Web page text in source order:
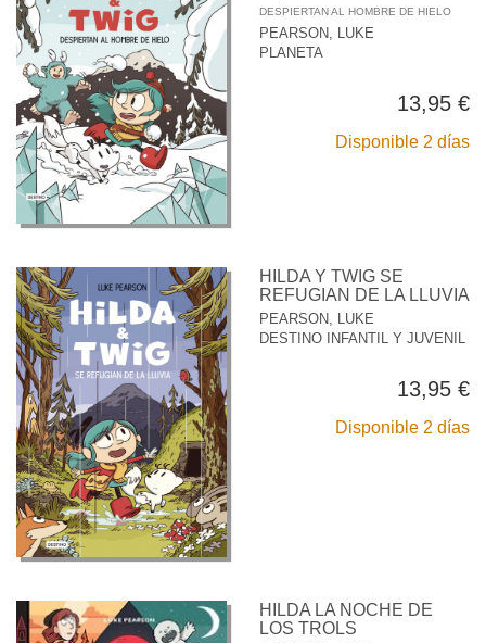
DESPIERTAN AL HOMBRE DE HIELO
PEARSON, LUKE
PLANETA
13,95 €
Disponible 2 días
HILDA Y TWIG SE
REFUGIAN DE LA LLUVIA
PEARSON, LUKE
DESTINO INFANTIL Y JUVENIL
13,95 €
Disponible 2 días
HILDA LA NOCHE DE
LOS TROLS